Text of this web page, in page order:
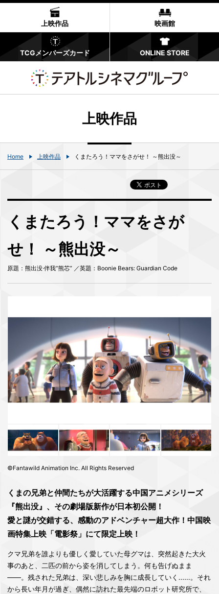
上映作品 映画館
TCGメンバーズカード ONLINE STORE
上映作品
Home 上映作品 くまたろう！ママをさがせ！ ～熊出没～
くまたろう！ママをさが
せ！ ～熊出没～
原題：熊出没·伴我“熊芯” ／英題：Boonie Bears: Guardian Code
©Fantawild Animation Inc. All Rights Reserved
くまの兄弟と仲間たちが大活躍する中国アニメシリーズ
『熊出没』、その劇場版新作が日本初公開！
愛と謎が交錯する、感動のアドベンチャー超大作！中国映
画特集上映「電影祭」にて限定上映！
クマ兄弟を誰よりも優しく愛していた母グマは、突然起きた大火
事のあと、二匹の前から姿を消してしまう。何も告げぬまま
――。残された兄弟は、深い悲しみを胸に成長していく......。それ
から長い年月が過ぎ、偶然に訪れた最先端のロボット研究所で、